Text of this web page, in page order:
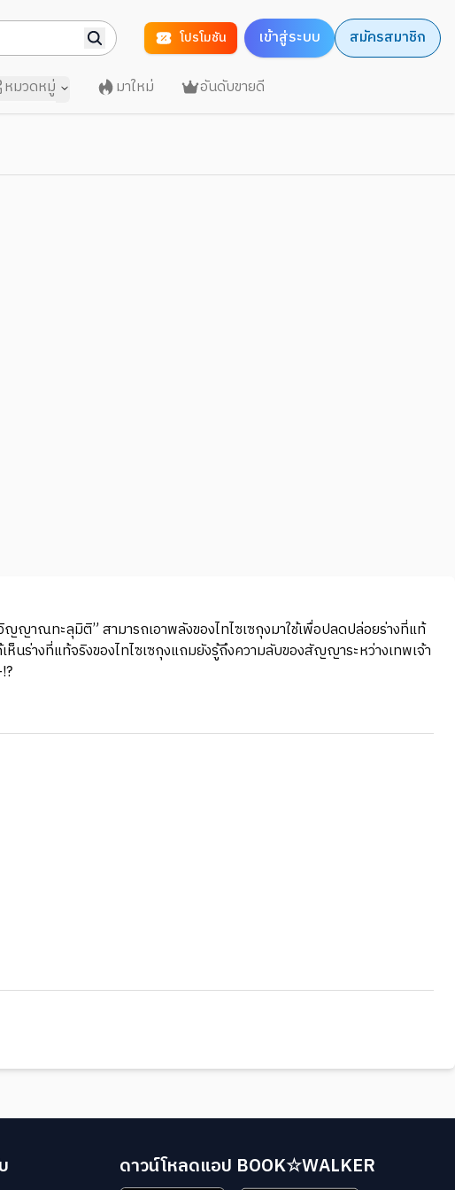
โปรโมชัน เข้าสู่ระบบ สมัครสมาชิก
หมวดหมู่ มาใหม่ อันดับขายดี
ญาณทะลุมิติ” สามารถเอาพลังของไทไซเซกุงมาใช้เพื่อปลดปล่อยร่างที่แท้
ร่างที่แท้จริงของไทไซเซกุงแถมยังรู้ถึงความลับของสัญญาระหว่างเทพเจ้า
ดาวน์โหลดแอป BOOK☆WALKER